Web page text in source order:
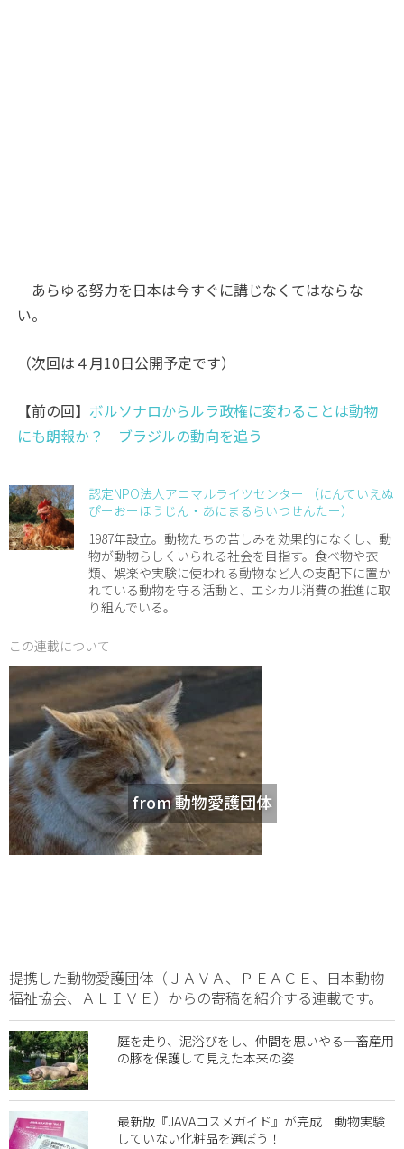
あらゆる努力を日本は今すぐに講じなくてはならな
い。
（次回は４月10日公開予定です）
【前の回】 ボルソナロからルラ政権に変わることは動物
にも朗報か？ ブラジルの動向を追う
認定NPO法人アニマルライツセンター （にんていえぬ
ぴーおーほうじん・あにまるらいつせんたー）
1987年設立。動物たちの苦しみを効果的になくし、動
物が動物らしくいられる社会を目指す。食べ物や衣
類、娯楽や実験に使われる動物など人の支配下に置か
れている動物を守る活動と、エシカル消費の推進に取
り組んでいる。
この連載について
from 動物愛護団体
提携した動物愛護団体（ＪＡＶＡ、ＰＥＡＣＥ、日本動物
福祉協会、ＡＬＩＶＥ）からの寄稿を紹介する連載です。
庭を走り、泥浴びをし、仲間を思いやる―― 畜産用
の豚を保護して見えた本来の姿
最新版『JAVAコスメガイド』が完成 動物実験
していない化粧品を選ぼう！